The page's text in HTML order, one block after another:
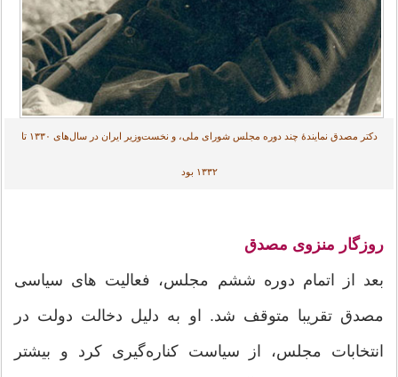
دکتر مصدق نمایندهٔ چند دوره مجلس شورای ملی، و نخست‌وزیر ایران در سال‌های ۱۳۳۰ تا
۱۳۳۲ بود
روزگار منزوی مصدق
بعد از اتمام دوره ششم مجلس، فعالیت های سیاسی
مصدق تقریبا متوقف شد. او به دلیل دخالت دولت در
انتخابات مجلس، از سیاست کناره‌گیری کرد و بیشتر